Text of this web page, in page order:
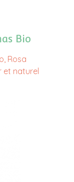
Bio
Rosa
et naturel